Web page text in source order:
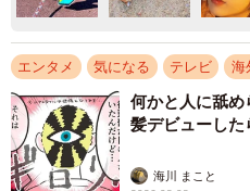
エンタメ 気になる テレビ 海
何かと人に舐
髪デビューした
海川 まこと